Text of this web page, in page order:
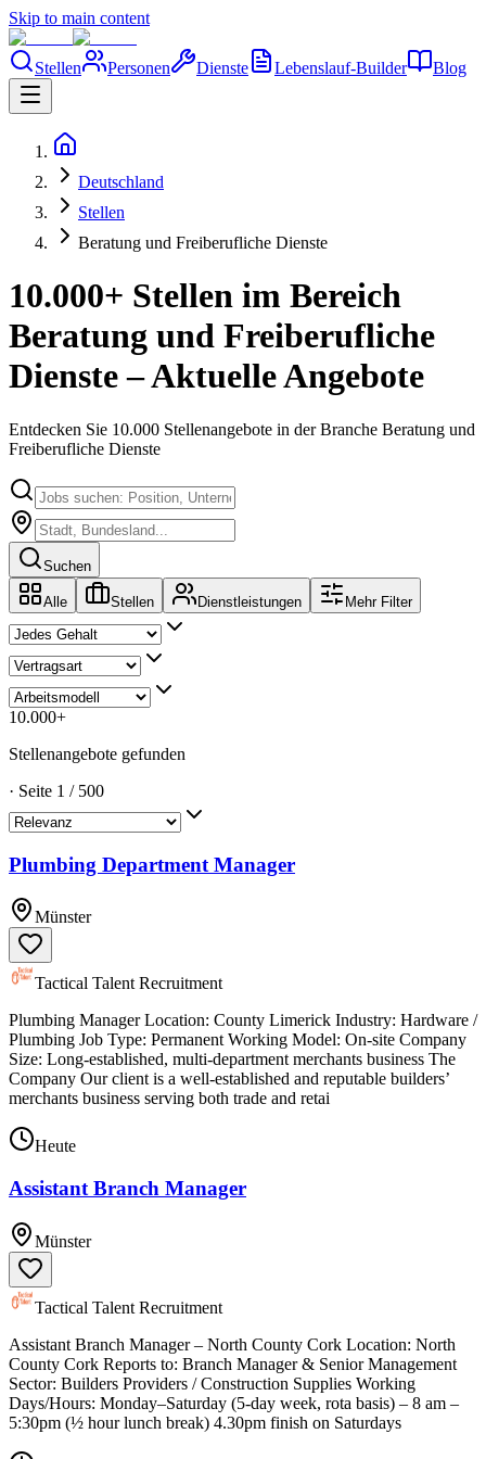
Skip to main content
Stellen Personen Dienste Lebenslauf-Builder Blog
Deutschland
Stellen
Beratung und Freiberufliche Dienste
10.000+ Stellen im Bereich
Beratung und Freiberufliche
Dienste – Aktuelle Angebote
Entdecken Sie 10.000 Stellenangebote in der Branche Beratung und
Freiberufliche Dienste
Suchen
Alle Stellen Dienstleistungen Mehr Filter
10.000+
Stellenangebote gefunden
· Seite 1 / 500
Plumbing Department Manager
Münster
Tactical Talent Recruitment
Plumbing Manager Location: County Limerick Industry: Hardware /
Plumbing Job Type: Permanent Working Model: On-site Company
Size: Long-established, multi-department merchants business The
Company Our client is a well-established and reputable builders’
merchants business serving both trade and retai
Heute
Assistant Branch Manager
Münster
Tactical Talent Recruitment
Assistant Branch Manager – North County Cork Location: North
County Cork Reports to: Branch Manager & Senior Management
Sector: Builders Providers / Construction Supplies Working
Days/Hours: Monday–Saturday (5-day week, rota basis) – 8 am –
5:30pm (½ hour lunch break) 4.30pm finish on Saturdays